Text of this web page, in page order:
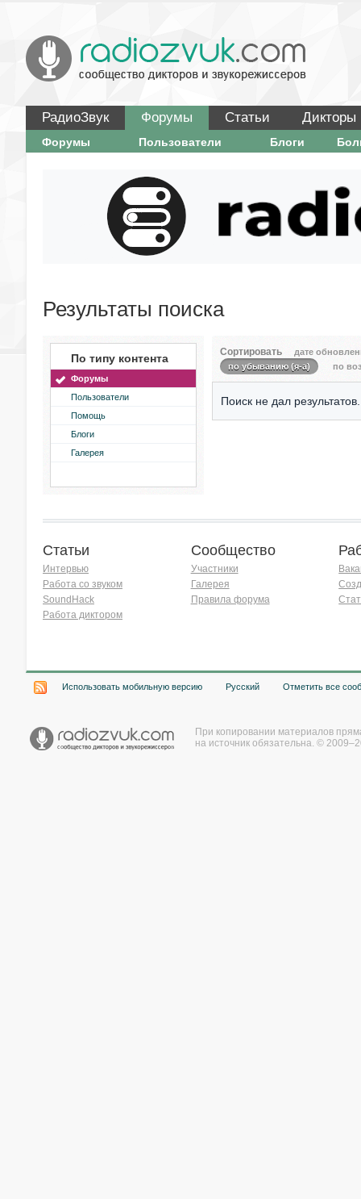
РадиоЗвук Форумы Статьи Дикторы
Форумы Пользователи Блоги
Результаты поиска
По типу контента
Форумы
Пользователи
Помощь
Блоги
Галерея
Сортировать
дате
по убыванию (я-а)
по
Поиск не дал результатов.
Статьи
Интервью
Работа со звуком
SoundHack
Работа диктором
Сообщество
Участники
Галерея
Правила форума
Использовать мобильную версию Русский Отметить все
При копировании материалов
на источник обязательна. ©